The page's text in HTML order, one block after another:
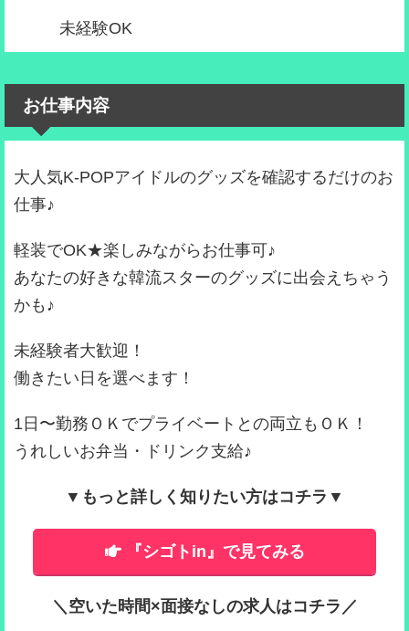
未経験OK
お仕事内容
大人気K-POPアイドルのグッズを確認するだけのお
仕事♪
軽装でOK★楽しみながらお仕事可♪
あなたの好きな韓流スターのグッズに出会えちゃう
かも♪
未経験者大歓迎！
働きたい日を選べます！
1日〜勤務ＯＫでプライベートとの両立もＯＫ！
うれしいお弁当・ドリンク支給♪
▼もっと詳しく知りたい方はコチラ▼
『シゴトin』で見てみる
＼空いた時間×面接なしの求人はコチラ／